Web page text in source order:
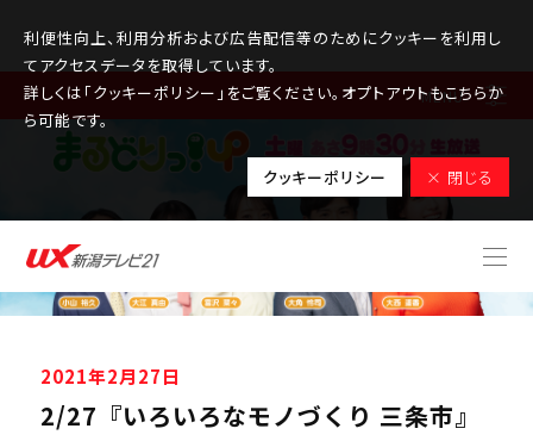
利便性向上、利用分析および広告配信等のためにクッキーを利用し
てアクセスデータを取得しています。
詳しくは「クッキーポリシー」をご覧ください。オプトアウトもこちらか
ら可能です。
クッキーポリシー × 閉じる
MENU
2021年2月27日
2/27『いろいろなモノづくり 三条市』